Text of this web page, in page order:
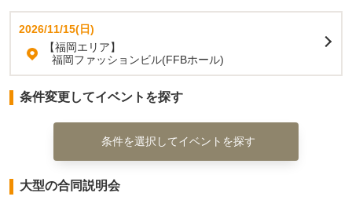
2026/11/15(日)
【福岡エリア】
福岡ファッションビル(FFBホール)
条件変更してイベントを探す
条件を選択してイベントを探す
大型の合同説明会